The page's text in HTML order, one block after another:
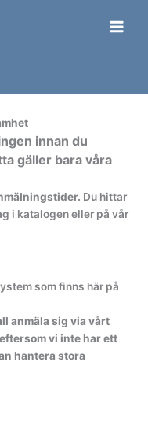
innan du
gäller bara våra
Du hittar
i katalogen eller på vår
som finns här på
anmäla sig via vårt
vi inte har ett
hantera stora